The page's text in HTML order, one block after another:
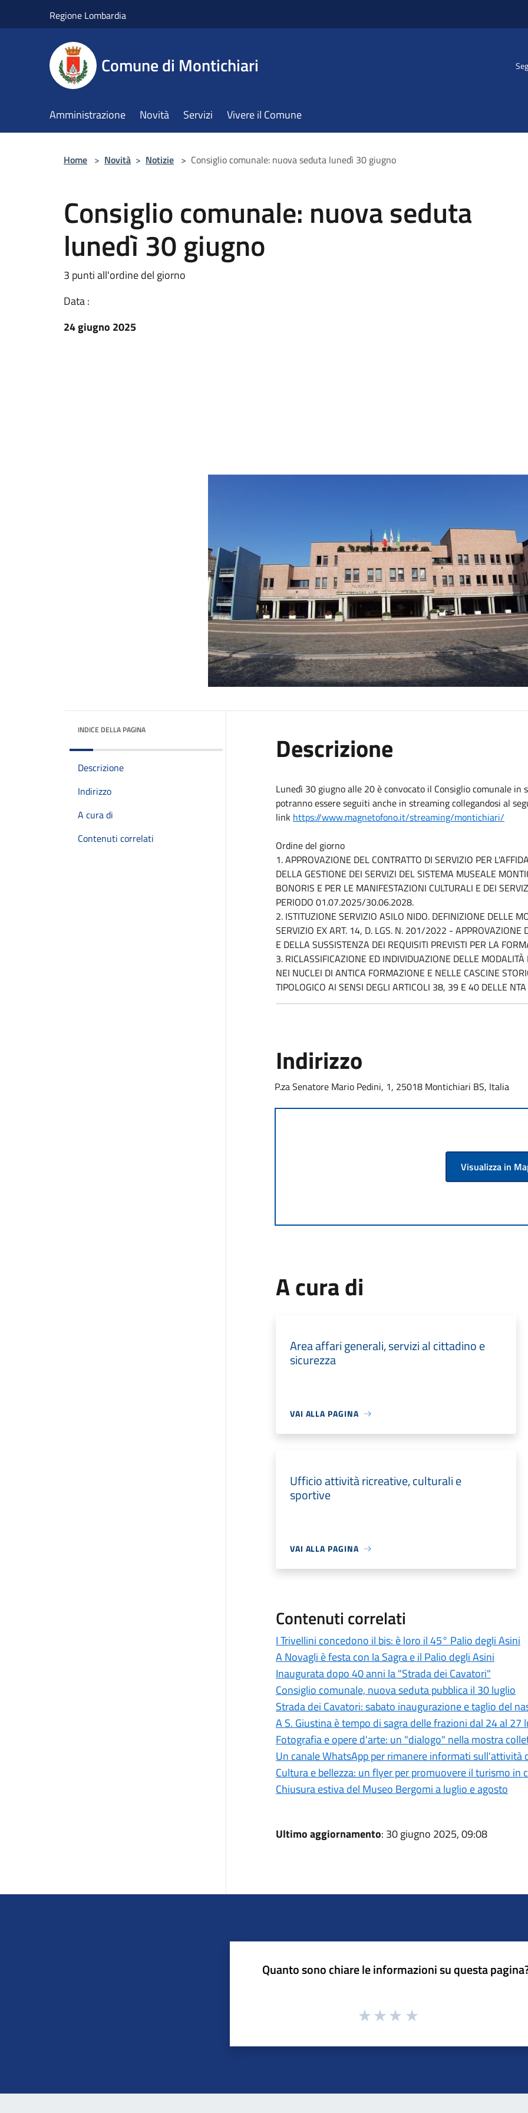
Regione Lombardia
Comune di Montichiari
Amministrazione Novità Servizi Vivere il Comune
Home > Novità > Notizie > Consiglio comunale: nuova seduta lunedì 30 giugno
Consiglio comunale: nuova seduta
lunedì 30 giugno
3 punti all'ordine del giorno
Data :
24 giugno 2025
INDICE DELLA PAGINA
Descrizione
Indirizzo
A cura di
Contenuti correlati
Descrizione
Lunedì 30 giugno alle 20 è convocato il Consiglio comunale in
potranno essere seguiti anche in streaming collegandosi al
link https://www.magnetofono.it/streaming/montichiari/
Ordine del giorno
1. APPROVAZIONE DEL CONTRATTO DI SERVIZIO PER
DELLA GESTIONE DEI SERVIZI DEL SISTEMA MUSEALE
BONORIS E PER LE MANIFESTAZIONI CULTURALI E DEI
PERIODO 01.07.2025/30.06.2028.
2. ISTITUZIONE SERVIZIO ASILO NIDO. DEFINIZIONE DELLE
SERVIZIO EX ART. 14, D. LGS. N. 201/2022 - APPROVAZIONE
E DELLA SUSSISTENZA DEI REQUISITI PREVISTI PER LA
3. RICLASSIFICAZIONE ED INDIVIDUAZIONE DELLE
NEI NUCLEI DI ANTICA FORMAZIONE E NELLE CASCINE
TIPOLOGICO AI SENSI DEGLI ARTICOLI 38, 39 E 40 DELLE NTA
Indirizzo
P.za Senatore Mario Pedini, 1, 25018 Montichiari BS, Italia
Visualizza in
A cura di
Area affari generali, servizi al cittadino e
sicurezza
VAI ALLA PAGINA
Ufficio attività ricreative, culturali e
sportive
VAI ALLA PAGINA
Contenuti correlati
I Trivellini concedono il bis: è loro il 45° Palio degli Asini
A Novagli è festa con la Sagra e il Palio degli Asini
Inaugurata dopo 40 anni la "Strada dei Cavatori"
Consiglio comunale, nuova seduta pubblica il 30 luglio
Strada dei Cavatori: sabato inaugurazione e taglio del
A S. Giustina è tempo di sagra delle frazioni dal 24 al 27
Fotografia e opere d'arte: un "dialogo" nella mostra
Un canale WhatsApp per rimanere informati sull'attività
Cultura e bellezza: un flyer per promuovere il turismo in
Chiusura estiva del Museo Bergomi a luglio e agosto
Ultimo aggiornamento: 30 giugno 2025, 09:08
Quanto sono chiare le informazioni su questa